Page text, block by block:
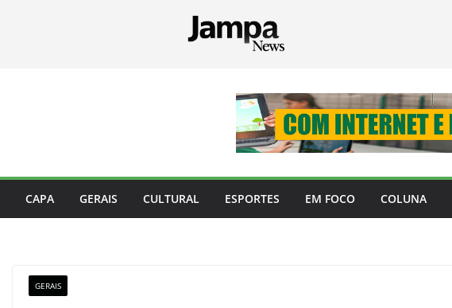
CAPA GERAIS CULTURAL ESPORTES EM FOCO COLUNA
GERAIS